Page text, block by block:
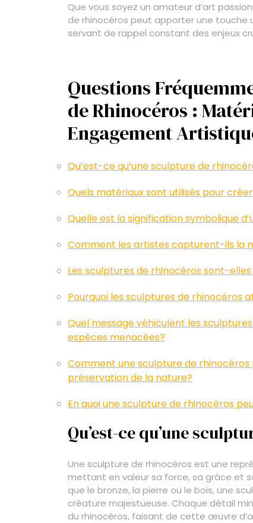
Que vous soyez un amateur d’art
de rhinocéros peut apporter une
servant de rappel constant des enjeux
Questions
de Rhinocéros :
Engagement
Qu’est-ce qu’une sculpture de
Quels matériaux sont utilisés pour
Quelle est la signification symbolique
Comment les artistes capturent-ils la
Les sculptures de rhinocéros sont-
Pourquoi les sculptures de rhinocéros
Quel message véhiculent les
espèces menacées?
Comment une sculpture de
préservation de la nature?
En quoi une sculpture de rhinocéros
Qu’est-ce qu’une
Une sculpture de rhinocéros est une
mettant en valeur sa force, sa grâce et
que le bronze, la pierre ou le bois, une
créature majestueuse. Chaque détail
du rhinocéros, faisant de cette œuvre